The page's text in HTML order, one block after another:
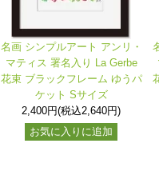
名画 シンプルアート アンリ・
マティス 署名入り La Gerbe
花束 ブラックフレーム ゆうパ
ケット Sサイズ
2,400円(税込2,640円)
お気に入りに追加